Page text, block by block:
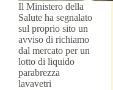
Il Ministero della
Salute ha segnalato
sul proprio sito un
avviso di richiamo
dal mercato per un
lotto di liquido
parabrezza
lavavetri